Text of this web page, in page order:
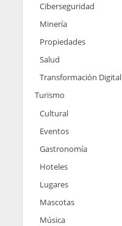
Ciberseguridad
Minería
Propiedades
Salud
Transformación Digital
Turismo
Cultural
Eventos
Gastronomía
Hoteles
Lugares
Mascotas
Música